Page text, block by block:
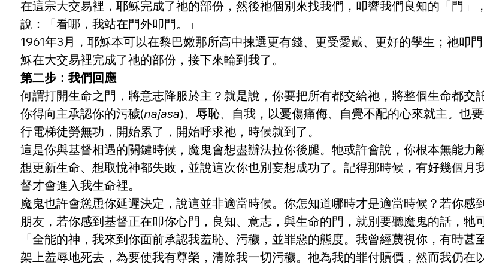
在這宗大交易裡，耶穌完成了祂的部份，然後祂個別來找我們，叩響我們良知的「門
說：「看哪，我站在門外叩門。」
1961年3月，耶穌本可以在黎巴嫩那所高中揀選更有錢、更受愛戴、更好的學生；祂叩
穌在大交易裡完成了祂的部份，接下來輪到我了。
第二步：我們回應
何謂打開生命之門，將意志降服於主？就是說，你要把所有都交給祂，將整個生命都交
你得向主承認你的污穢(najasa)、辱恥、自我，以憂傷痛侮、自覺不配的心來就主。也
行電梯徒勞無功，開始累了，開始呼求祂，時候就到了。
這是你與基督相遇的關鍵時候，魔鬼會想盡辦法拉你後腿。牠或許會說，你根本無能
想更新生命、想取悅神都失敗，並說這次你也別妄想成功了。記得那時候，有好幾個月
督才會進入我生命裡。
魔鬼也許會慫恿你延遲決定，說這並非適當時候。你怎知道哪時才是適當時候？若你感
朋友，若你感到基督正在叩你心門，良知、意志，與生命的門，就別要聽魔鬼的話，牠
「全能的神，我來到你面前承認我羞恥、污穢，並罪惡的態度。我曾經蔑視你，有時
架上羞辱地死去，為要使我有尊榮，清除我一切污穢。祂為我的罪付贖價，然而我仍在以下